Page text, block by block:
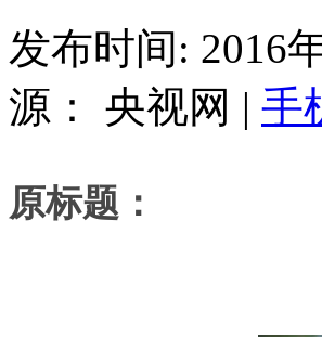
发布时间: 2016
源： 央视网 | 手
原标题：